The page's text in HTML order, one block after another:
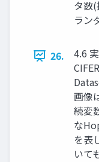
タ数
ラン
26.
4.6
画像
続変
な
を表
いて